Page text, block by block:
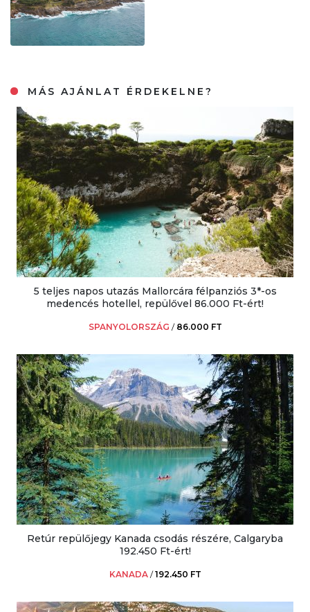
MÁS AJÁNLAT ÉRDEKELNE?
5 teljes napos utazás Mallorcára félpanziós 3*-os
medencés hotellel, repülővel 86.000 Ft-ért!
SPANYOLORSZÁG / 86.000 FT
Retúr repülőjegy Kanada csodás részére, Calgaryba
192.450 Ft-ért!
KANADA /192.450 FT